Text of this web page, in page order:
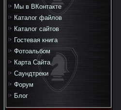
Мы в ВКонтакте
Каталог файлов
Каталог сайтов
Гостевая книга
Фотоальбом
Карта Сайта
Саундтреки
Форум
Блог